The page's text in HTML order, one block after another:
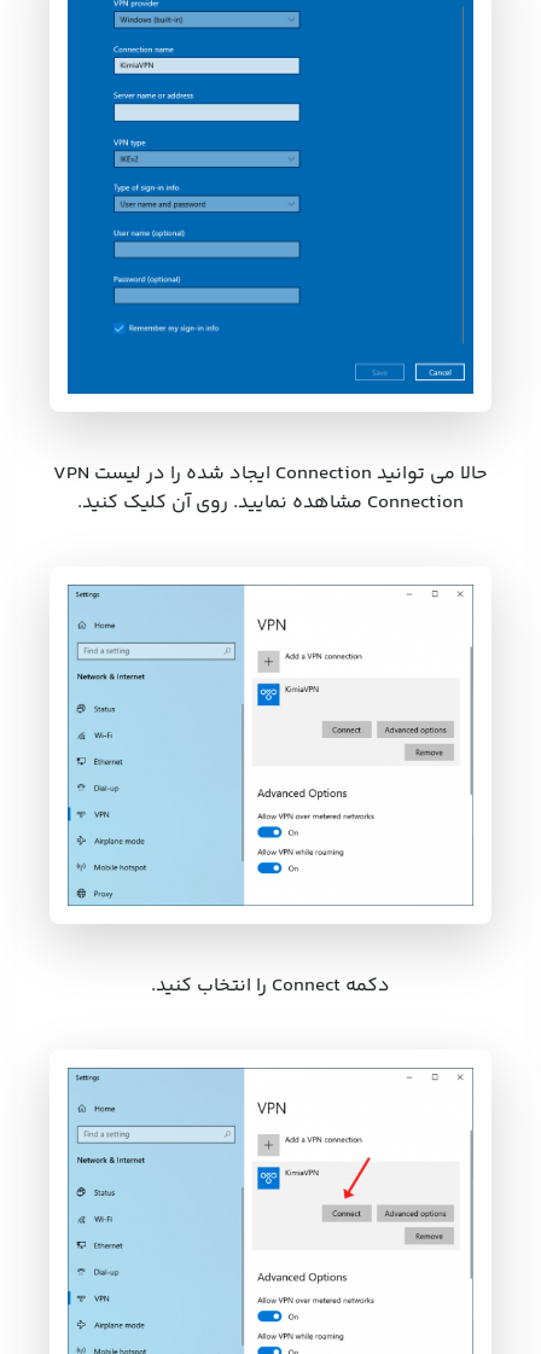
حالا می توانید Connection ایجاد شده را در لیست VPN
Connection مشاهده نمایید. روی آن کلیک کنید.
دکمه Connect را انتخاب کنید.